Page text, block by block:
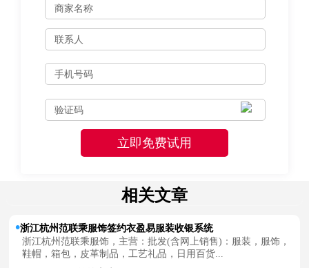
相关文章
浙江杭州范联乘服饰签约衣盈易服装收银系统
浙江杭州范联乘服饰，主营：批发(含网上销售)：服装，服饰，
鞋帽，箱包，皮革制品，工艺礼品，日用百货...